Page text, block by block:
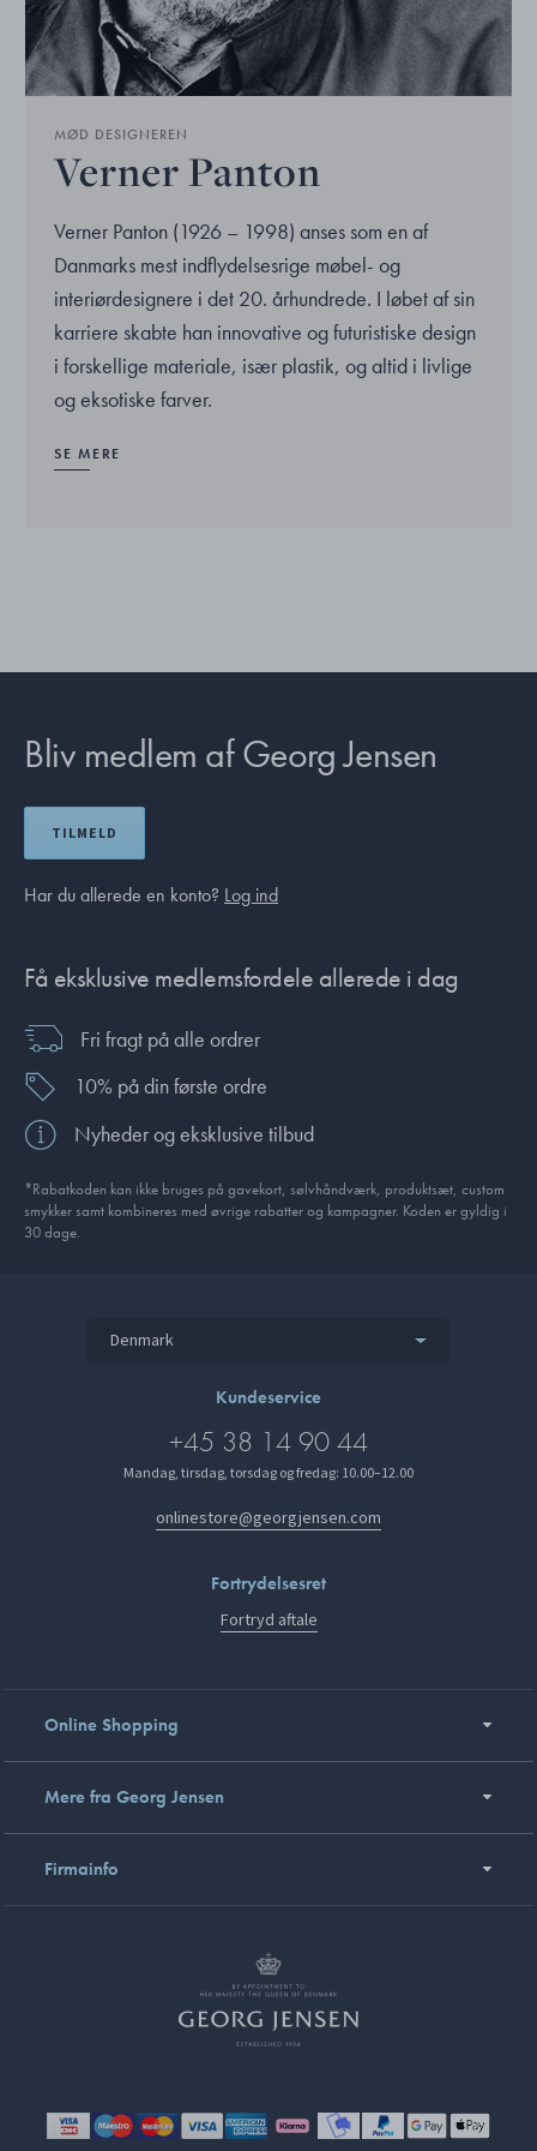
MØD DESIGNEREN
Verner Panton
Verner Panton (1926 – 1998) anses som en af
Danmarks mest indflydelsesrige møbel- og
interiørdesignere i det 20. århundrede. I løbet af sin
karriere skabte han innovative og futuristiske design
i forskellige materiale, især plastik, og altid i livlige
og eksotiske farver.
SE MERE
Bliv medlem af Georg Jensen
TILMELD
Har du allerede en konto? Log ind
Få eksklusive medlemsfordele allerede i dag
Fri fragt på alle ordrer
10% på din første ordre
Nyheder og eksklusive tilbud
*Rabatkoden kan ikke bruges på gavekort, sølvhåndværk, produktsæt, custom
smykker samt kombineres med øvrige rabatter og kampagner. Koden er gyldig i
30 dage.
Denmark
Kundeservice
+45 38 14 90 44
Mandag, tirsdag, torsdag og fredag: 10.00–12.00
onlinestore@georgjensen.com
Fortrydelsesret
Fortryd aftale
Online Shopping
Mere fra Georg Jensen
Firmainfo